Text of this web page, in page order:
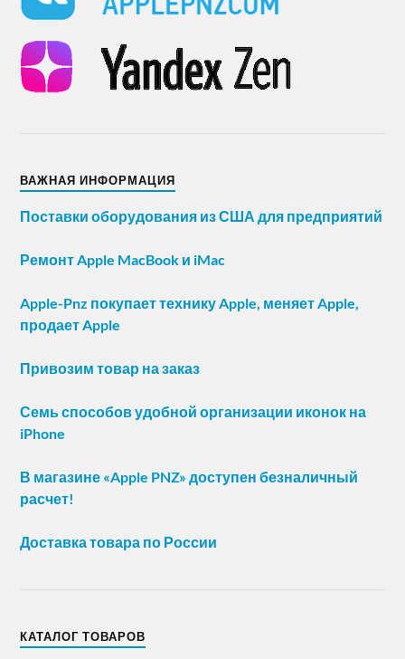
ВАЖНАЯ ИНФОРМАЦИЯ
Поставки оборудования из США для предприятий
Ремонт Apple MacBook и iMac
Apple-Pnz покупает технику Apple, меняет Apple,
продает Apple
Привозим товар на заказ
Семь способов удобной организации иконок на
iPhone
В магазине «Apple PNZ» доступен безналичный
расчет!
Доставка товара по России
КАТАЛОГ ТОВАРОВ